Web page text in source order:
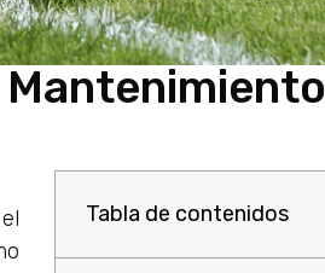
Tabla de contenidos